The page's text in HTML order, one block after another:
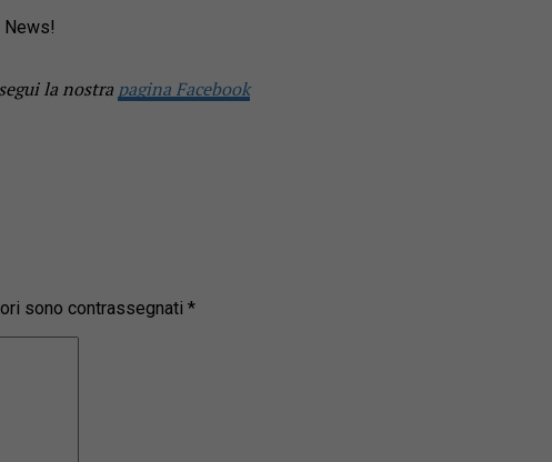
News!
la nostra pagina Facebook
sono contrassegnati *